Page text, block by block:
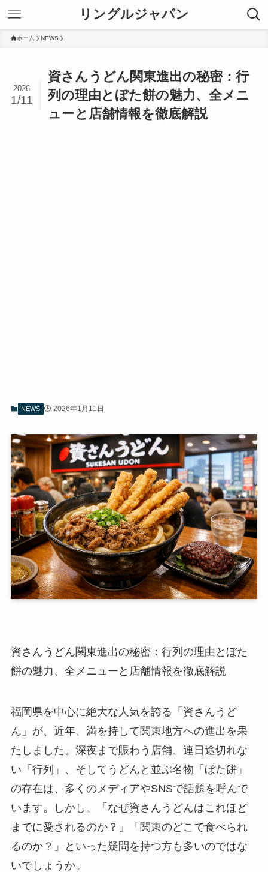
リングルジャパン
ホーム NEWS
資さんうどん関東進出の秘密：行
列の理由とぼた餅の魅力、全メニ
ューと店舗情報を徹底解説
2026
1/11
NEWS 2026年1月11日
資さんうどん関東進出の秘密：行列の理由とぼた
餅の魅力、全メニューと店舗情報を徹底解説
福岡県を中心に絶大な人気を誇る「資さんうど
ん」が、近年、満を持して関東地方への進出を果
たしました。深夜まで賑わう店舗、連日途切れな
い「行列」、そしてうどんと並ぶ名物「ぼた餅」
の存在は、多くのメディアやSNSで話題を呼んで
います。しかし、「なぜ資さんうどんはこれほど
までに愛されるのか？」「関東のどこで食べられ
るのか？」といった疑問を持つ方も多いのではな
いでしょうか。